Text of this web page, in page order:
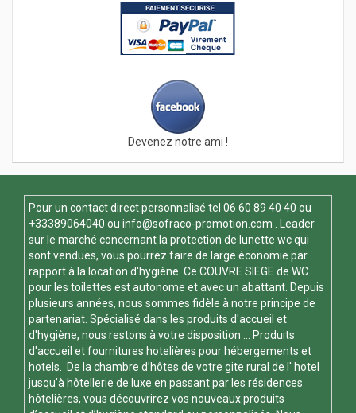
Devenez notre ami !
Pour un contact direct personnalisé tel 06 60 89 40 40 ou
+33389064040 ou info@sofraco-promotion.com . Leader
sur le marché concernant la protection de lunette wc qui
sont vendues, vous pourrez faire de large économie par
rapport à la location d'hygiène. Ce COUVRE SIEGE de WC
pour les toilettes est autonome et avec un abattant. Depuis
plusieurs années, nous sommes fidèle à notre principe de
partenariat. Spécialisé dans les produits d'accueil et
d'hygiène, nous restons à votre disposition ... Produits
d'accueil et fournitures hotelières pour hébergements et
hotels. De la chambre d’hôtes de votre gite rural de l' hotel
jusqu’à hôtellerie de luxe en passant par les résidences
hôtelières, vous découvrirez vos nouveaux produits